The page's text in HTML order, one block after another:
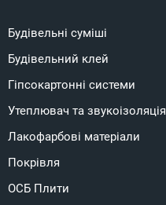
Будівельні суміші
Будівельний клей
Гіпсокартонні системи
Утеплювач та звукоізоляція
Лакофарбові матеріали
Покрівля
ОСБ Плити